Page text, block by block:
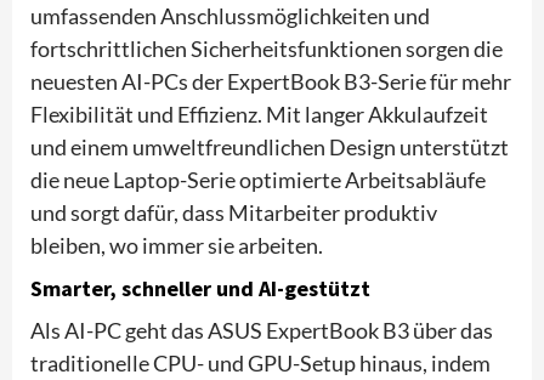
umfassenden Anschlussmöglichkeiten und
fortschrittlichen Sicherheitsfunktionen sorgen die
neuesten AI-PCs der ExpertBook B3-Serie für mehr
Flexibilität und Effizienz. Mit langer Akkulaufzeit
und einem umweltfreundlichen Design unterstützt
die neue Laptop-Serie optimierte Arbeitsabläufe
und sorgt dafür, dass Mitarbeiter produktiv
bleiben, wo immer sie arbeiten.
Smarter, schneller und AI-gestützt
Als AI-PC geht das ASUS ExpertBook B3 über das
traditionelle CPU- und GPU-Setup hinaus, indem